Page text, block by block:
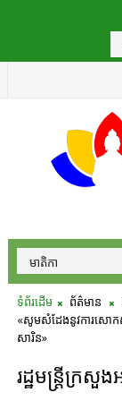
ទំព័រដើម ព័ត៌មាន
«សូមសំដែងនូវការសោក
សារិន»
រដ្ឋមន្ត្រីក្រ